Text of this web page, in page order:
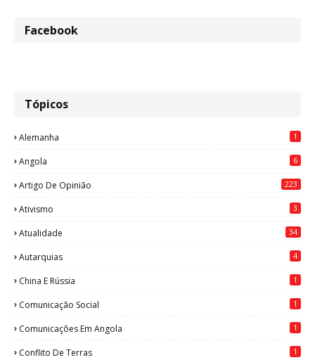
Facebook
Tópicos
Alemanha 1
Angola 6
Artigo De Opinião 223
Ativismo 3
Atualidade 34
Autarquias 4
China E Rússia 1
Comunicação Social 1
Comunicações Em Angola 1
Conflito De Terras 1